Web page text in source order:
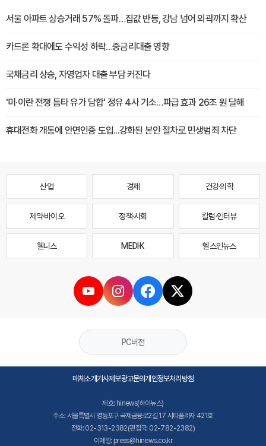
서울 아파트 상승거래 57% 돌파…집값 반등, 강남 넘어 외곽까지 확산
카드론 확대에도 수익성 하락…중금리대출 영향
국채금리 상승, 자영업자 대출 부담 커진다
'미·이란 전쟁 틈타 유가 담합' 정유 4사 기소…파급 효과 26조 원 달해
휴대전화 개통에 안면인증 도입...강화된 본인 절차로 민생범죄 차단
산업 경제 건강·의학
제약·바이오 정책·사회 칼럼·인터뷰
웰니스 MEDI·K 헬스인뉴스
PC버전
매체소개기사제보광고문의개인정보처리방침
제호: hinews(하이뉴스)
주소: 서울특별시 영등포구 국제금융로2길 17 시티플라자 421호
전화: 02-313-2382(편집국: 02-782-2382)
이메일: press@hinews.co.kr